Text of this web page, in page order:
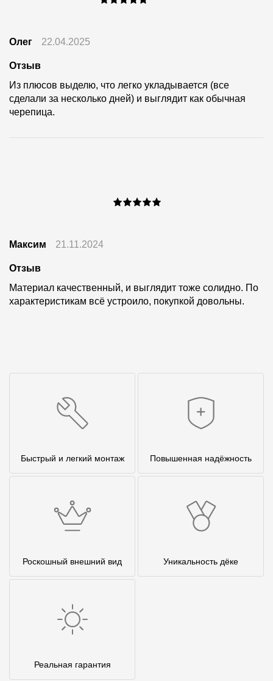
Олег 22.04.2025
Отзыв
Из плюсов выделю, что легко укладывается (все
сделали за несколько дней) и выглядит как обычная
черепица.
Максим 21.11.2024
Отзыв
Материал качественный, и выглядит тоже солидно. По
характеристикам всё устроило, покупкой довольны.
Быстрый и легкий монтаж Повышенная надёжность
Роскошный внешний вид Уникальность дёке
Реальная гарантия